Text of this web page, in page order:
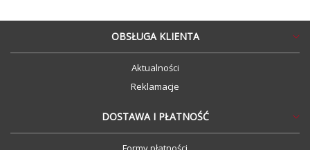
OBSŁUGA KLIENTA
Aktualności
Reklamacje
DOSTAWA I PŁATNOŚĆ